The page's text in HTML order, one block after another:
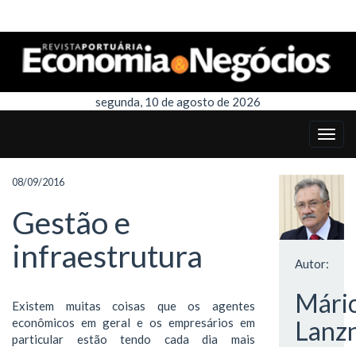
segunda, 10 de agosto de 2026
08/09/2016
Gestão e
infraestrutura
Existem muitas coisas que os agentes
econômicos em geral e os empresários em
particular estão tendo cada dia mais
Autor: